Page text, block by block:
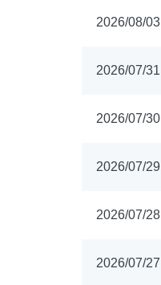
2026/08/03
2026/07/31
2026/07/30
2026/07/29
2026/07/28
2026/07/27